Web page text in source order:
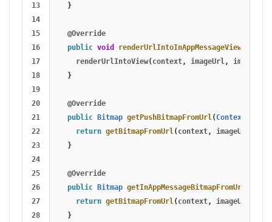
13
14
15
16
17
18
19
20
21
22
23
24
25
26
27
28
}
@Override
public void renderUrlIntoInAppMessageView
renderUrlIntoView(context, imageUrl , imageView
}
@Override
public Bitmap getPushBitmapFromUrl (Context
return getBitmapFromUrl (context, imageUrl
}
@Override
public Bitmap getInAppMessageBitmapFromUrl
return getBitmapFromUrl (context, imageUrl
}